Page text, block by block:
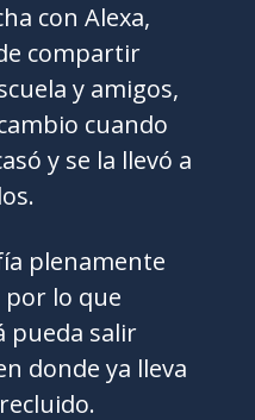
con Alexa,
compartir
y amigos,
cuando
y se la llevó a
plenamente
por lo que
pueda salir
donde ya lleva